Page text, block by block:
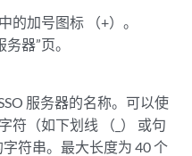
的加号图标 （+）。
器”页。
服务器的名称。可以使
符（如下划线 （_） 或句
符串。最大长度为 40 个